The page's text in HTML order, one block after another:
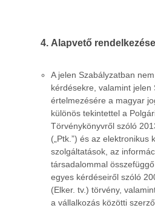
Alapvető
A jelen Szabályzatban
kérdésekre, valamint jelen
értelmezésére a magyar
különös tekintettel a
Törvénykönyvről szóló
(„Ptk.”) és az elektronikus
szolgáltatások, az
társadalommal
egyes kérdéseiről szóló
(Elker. tv.) törvény,
a vállalkozás közötti